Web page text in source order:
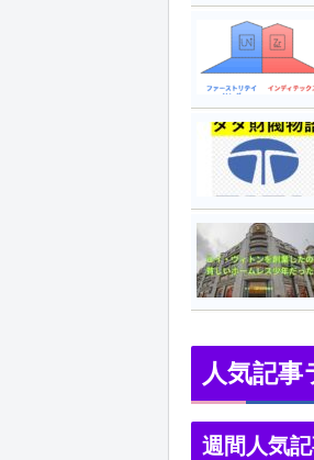
人気記事
週間人気